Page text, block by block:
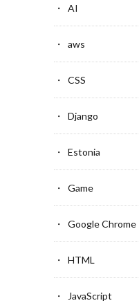
AI
aws
CSS
Django
Estonia
Game
Google Chrome
HTML
JavaScript